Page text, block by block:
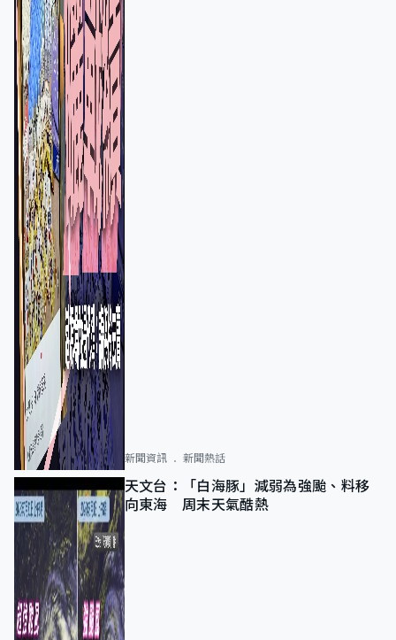
新聞資訊 新聞熱話
天文台：「白海豚」減弱為強颱、料移
向東海 周末天氣酷熱